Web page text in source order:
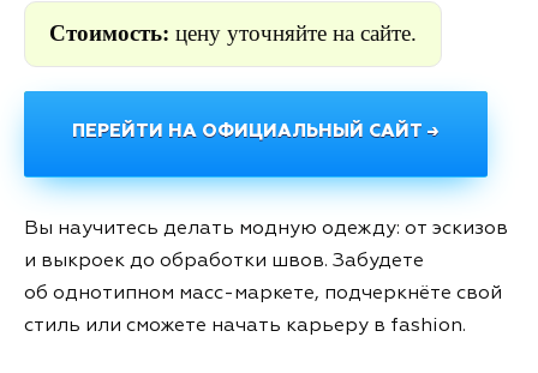
Стоимость: цену уточняйте на сайте.
ПЕРЕЙТИ НА ОФИЦИАЛЬНЫЙ САЙТ →
Вы научитесь делать модную одежду: от эскизов
и выкроек до обработки швов. Забудете
об однотипном масс-маркете, подчеркнёте свой
стиль или сможете начать карьеру в fashion.